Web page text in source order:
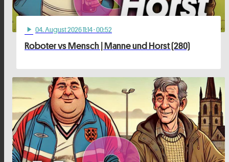
play_arrow 04. August 2026 11:14· 00:52
Roboter vs Mensch | Manne und Horst (280)